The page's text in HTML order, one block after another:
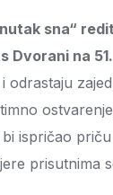
sna“
Dvorani na
odrastaju
ispričao
prisutnima